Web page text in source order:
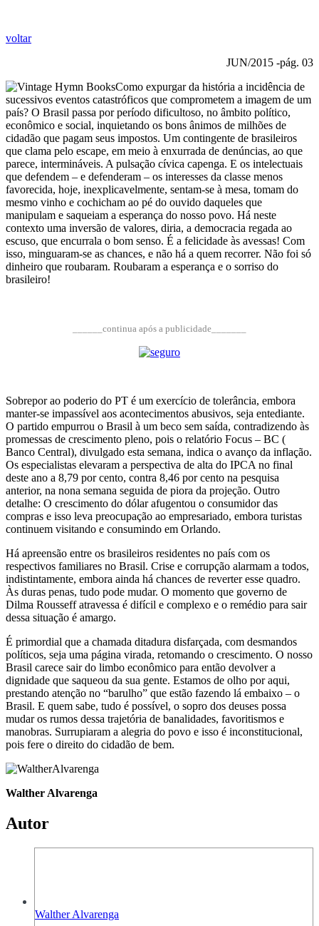
voltar
JUN/2015 -pág. 03
Como expurgar da história a incidência de
sucessivos eventos catastróficos que comprometem a imagem de um
país? O Brasil passa por período dificultoso, no âmbito político,
econômico e social, inquietando os bons ânimos de milhões de
cidadão que pagam seus impostos. Um contingente de brasileiros
que clama pelo escape, em meio à enxurrada de denúncias, ao que
parece, intermináveis. A pulsação cívica capenga. E os intelectuais
que defendem – e defenderam – os interesses da classe menos
favorecida, hoje, inexplicavelmente, sentam-se à mesa, tomam do
mesmo vinho e cochicham ao pé do ouvido daqueles que
manipulam e saqueiam a esperança do nosso povo. Há neste
contexto uma inversão de valores, diria, a democracia regada ao
escuso, que encurrala o bom senso. É a felicidade às avessas! Com
isso, minguaram-se as chances, e não há a quem recorrer. Não foi só
dinheiro que roubaram. Roubaram a esperança e o sorriso do
brasileiro!
______continua após a publicidade_______
Sobrepor ao poderio do PT é um exercício de tolerância, embora
manter-se impassível aos acontecimentos abusivos, seja entediante.
O partido empurrou o Brasil à um beco sem saída, contradizendo às
promessas de crescimento pleno, pois o relatório Focus – BC (
Banco Central), divulgado esta semana, indica o avanço da inflação.
Os especialistas elevaram a perspectiva de alta do IPCA no final
deste ano a 8,79 por cento, contra 8,46 por cento na pesquisa
anterior, na nona semana seguida de piora da projeção. Outro
detalhe: O crescimento do dólar afugentou o consumidor das
compras e isso leva preocupação ao empresariado, embora turistas
continuem visitando e consumindo em Orlando.
Há apreensão entre os brasileiros residentes no país com os
respectivos familiares no Brasil. Crise e corrupção alarmam a todos,
indistintamente, embora ainda há chances de reverter esse quadro.
Às duras penas, tudo pode mudar. O momento que governo de
Dilma Rousseff atravessa é difícil e complexo e o remédio para sair
dessa situação é amargo.
É primordial que a chamada ditadura disfarçada, com desmandos
políticos, seja uma página virada, retomando o crescimento. O nosso
Brasil carece sair do limbo econômico para então devolver a
dignidade que saqueou da sua gente. Estamos de olho por aqui,
prestando atenção no “barulho” que estão fazendo lá embaixo – o
Brasil. E quem sabe, tudo é possível, o sopro dos deuses possa
mudar os rumos dessa trajetória de banalidades, favoritismos e
manobras. Surrupiaram a alegria do povo e isso é inconstitucional,
pois fere o direito do cidadão de bem.
Walther Alvarenga
Autor
Walther Alvarenga